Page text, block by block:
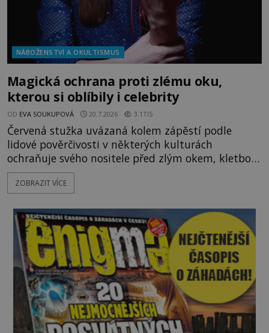
NÁBOŽENSTVÍ A OKULTISMUS
Magická ochrana proti zlému oku,
kterou si oblíbily i celebrity
OD EVA SOUKUPOVÁ 20.7.2026 3.1TIS
Červená stužka uvázaná kolem zápěstí podle
lidové pověrčivosti v některých kulturách
ochraňuje svého nositele před zlým okem, kletbou,
která může přivodit neštěstí či nemoc. S tímto
nenápadným symbolem magické ochrany lze
nebo Leonarda DiCapria. Na Blízkém východě a v
židovských komunitách po celém světě, je
ZOBRAZIT VÍCE